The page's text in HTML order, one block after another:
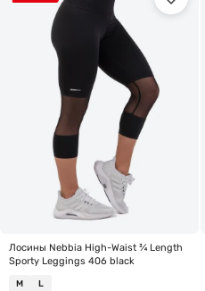
Лосины Nebbia High-Waist ¾ Length
Sporty Leggings 406 black
M L